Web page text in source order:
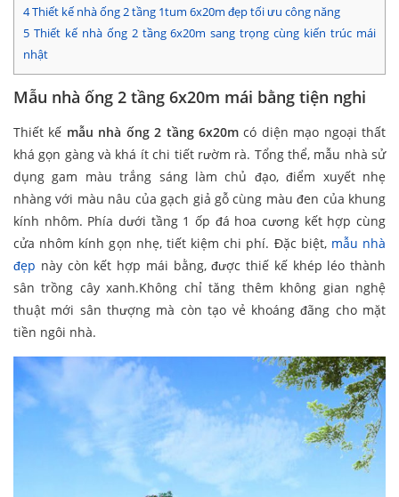
4Thiết kế nhà ống 2 tầng 1tum 6x20m đẹp tối ưu công năng
5 Thiết kế nhà ống 2 tầng 6x20m sang trọng cùng kiến trúc mái
nhật
Mẫu nhà ống 2 tầng 6x20m mái bằng tiện nghi
Thiết kế mẫu nhà ống 2 tầng 6x20mcó diện mạo ngoại thất
khá gọn gàng và khá ít chi tiết rườm rà. Tổng thể, mẫu nhà sử
dụng gam màu trắng sáng làm chủ đạo, điểm xuyết nhẹ
nhàng với màu nâu của gạch giả gỗ cùng màu đen của khung
kính nhôm. Phía dưới tầng 1 ốp đá hoa cương kết hợp cùng
cửa nhôm kính gọn nhẹ, tiết kiệm chi phí. Đặc biệt, mẫu nhà
đẹp này còn kết hợp mái bằng, được thiế kế khép léo thành
sân trồng cây xanh.Không chỉ tăng thêm không gian nghệ
thuật mới sân thượng mà còn tạo vẻ khoáng đãng cho mặt
tiền ngôi nhà.